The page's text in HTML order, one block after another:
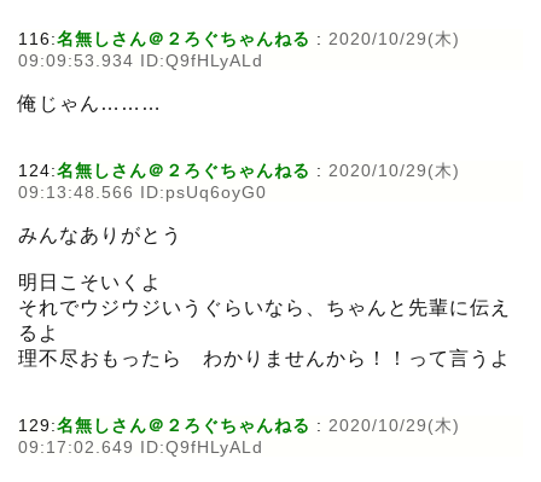
116:名無しさん＠２ろぐちゃんねる : 2020/10/29(木)
09:09:53.934 ID:Q9fHLyALd
俺じゃん………
124:名無しさん＠２ろぐちゃんねる : 2020/10/29(木)
09:13:48.566 ID:psUq6oyG0
みんなありがとう
明日こそいくよ
それでウジウジいうぐらいなら、ちゃんと先輩に伝え
るよ
理不尽おもったら わかりませんから！！って言うよ
129:名無しさん＠２ろぐちゃんねる : 2020/10/29(木)
09:17:02.649 ID:Q9fHLyALd